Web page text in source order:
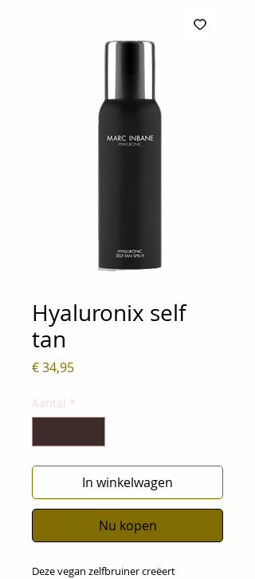
Hyaluronix self
tan
€ 34,95Prijs
Aantal *
In winkelwagen
Nu kopen
Deze vegan zelfbruiner creëert